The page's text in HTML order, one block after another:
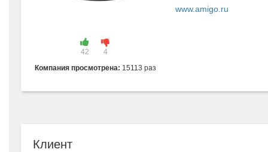
42
4
Компания просмотрена: 15113 раз
www.amigo.ru
Клиент